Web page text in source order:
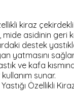
kiraz
mide asidinin geri
destek
yatmasını
ve kafa
sunar.
Özellikli